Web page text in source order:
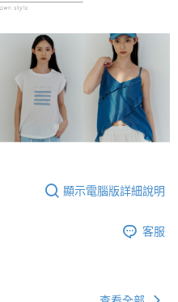
顯示電腦版詳細說明
客服